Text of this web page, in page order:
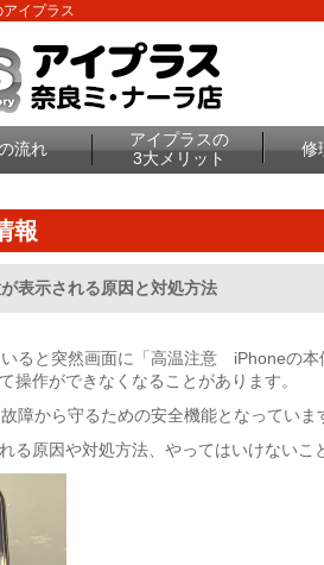
イプラス
流れ
アイプラスの
3大メリット
修
報
表示される原因と対処方法
ると突然画面に
「高温注意 iPhoneの
操作ができなくなることがあります。
障から守るための安全機能となっていま
る原因や対処方法、やってはいけないこ